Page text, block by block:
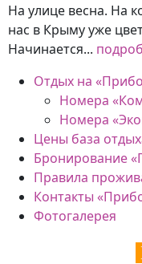
На улице весна. На
нас в Крыму уже
Начинается...
Отдых на
Номера
Номера
Цены база
Бронирование
Правила
Контакты
Фотогалерея